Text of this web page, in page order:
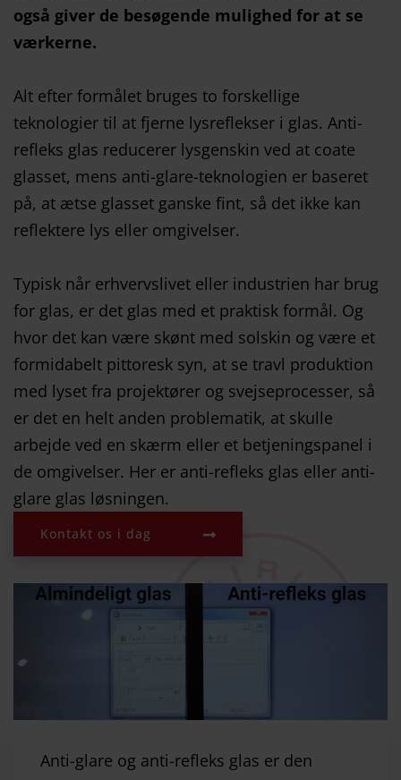
også giver de besøgende mulighed for at se
værkerne.
Alt efter formålet bruges to forskellige
teknologier til at fjerne lysreflekser i glas. Anti-
refleks glas reducerer lysgenskin ved at coate
glasset, mens anti-glare-teknologien er baseret
på, at ætse glasset ganske fint, så det ikke kan
reflektere lys eller omgivelser.
Typisk når erhvervslivet eller industrien har brug
for glas, er det glas med et praktisk formål. Og
hvor det kan være skønt med solskin og være et
formidabelt pittoresk syn, at se travl produktion
med lyset fra projektører og svejseprocesser, så
er det en helt anden problematik, at skulle
arbejde ved en skærm eller et betjeningspanel i
de omgivelser. Her er anti-refleks glas eller anti-
glare glas løsningen.
Kontakt os i dag
Anti-glare og anti-refleks glas er den